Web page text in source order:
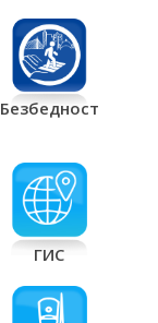
Безбедност
ГИС